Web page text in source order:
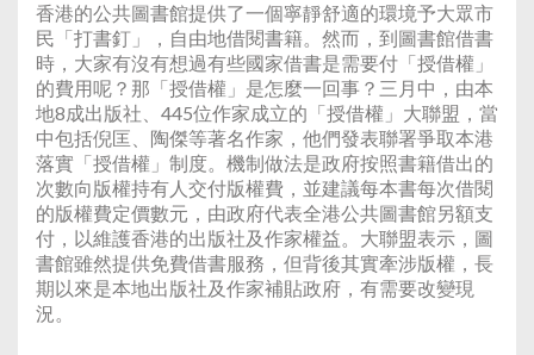
香港的公共圖書館提供了一個寧靜舒適的環境予大眾市
民「打書釘」，自由地借閱書籍。然而，到圖書館借書
時，大家有沒有想過有些國家借書是需要付「授借權」
的費用呢？那「授借權」是怎麼一回事？三月中，由本
地8成出版社、445位作家成立的「授借權」大聯盟，當
中包括倪匡、陶傑等著名作家，他們發表聯署爭取本港
落實「授借權」制度。機制做法是政府按照書籍借出的
次數向版權持有人交付版權費，並建議每本書每次借閱
的版權費定價數元，由政府代表全港公共圖書館另額支
付，以維護香港的出版社及作家權益。大聯盟表示，圖
書館雖然提供免費借書服務，但背後其實牽涉版權，長
期以來是本地出版社及作家補貼政府，有需要改變現
況。